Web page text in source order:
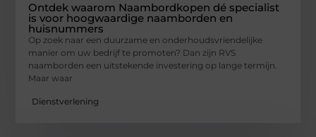
Ontdek waarom Naambordkopen dé specialist
is voor hoogwaardige naamborden en
huisnummers
Op zoek naar een duurzame en onderhoudsvriendelijke
manier om uw bedrijf te promoten? Dan zijn RVS
naamborden een uitstekende investering op lange termijn.
Maar waar
Dienstverlening